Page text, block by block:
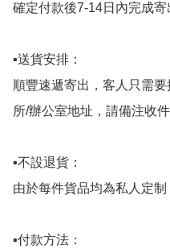
確定付款後7-14日內完成寄
▪️送貨安排：
順豐速遞寄出，客人只需
所/辦公室地址，請備注收
▪️不設退貨：
由於每件貨品均為私人定
▪️付款方法：